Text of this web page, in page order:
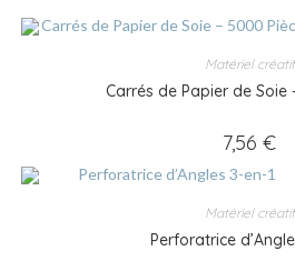
Matériel créatif
Carrés de Papier de Soie
7,56 €
Matériel créatif
Perforatrice